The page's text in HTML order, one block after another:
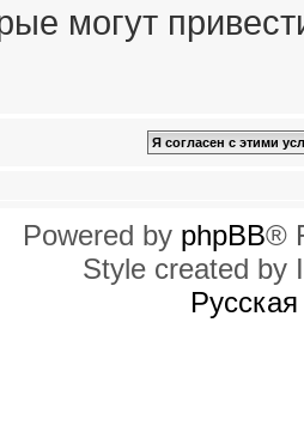
могут
Powered by phpBB®
Style created by